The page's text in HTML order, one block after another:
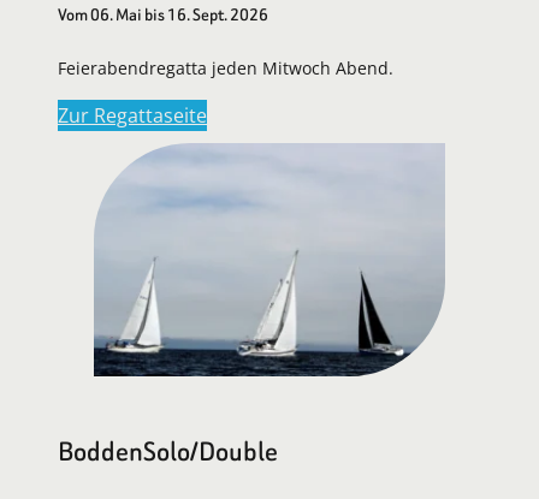
Vom 06. Mai bis 16. Sept. 2026
Feierabendregatta jeden Mitwoch Abend.
Zur Regattaseite
BoddenSolo/Double